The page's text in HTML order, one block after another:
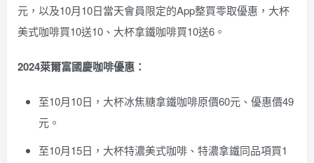
元，以及10月10日當天會員限定的App整買零取優惠，大杯
美式咖啡買10送10、大杯拿鐵咖啡買10送6。
2024萊爾富國慶咖啡優惠：
至10月10日，大杯冰焦糖拿鐵咖啡原價60元、優惠價49
元。
至10月15日，大杯特濃美式咖啡、特濃拿鐵同品項買1